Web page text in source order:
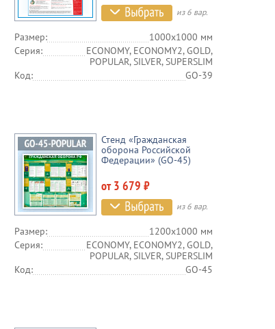
из 6 вар.
Размер:
1000х1000 мм
Серия:
ECONOMY, ECONOMY2, GOLD,
POPULAR, SILVER, SUPERSLIM
Код:
GO-39
Стенд «Гражданская
оборона Российской
Федерации» (GO-45)
от 3 679 ₽
из 6 вар.
Размер:
1200х1000 мм
Серия:
ECONOMY, ECONOMY2, GOLD,
POPULAR, SILVER, SUPERSLIM
Код:
GO-45